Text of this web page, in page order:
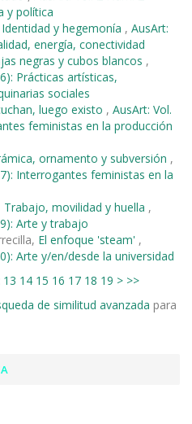
y política
Identidad y hegemonía , AusArt:
energía, conectividad
negras y cubos blancos ,
Prácticas artísticas,
sociales
luego existo , AusArt: Vol.
feministas en la producción
ornamento y subversión ,
Interrogantes feministas en la
Trabajo, movilidad y huella ,
Arte y trabajo
El enfoque 'steam' ,
Arte y/en/desde la universidad
13 14 15 16 17 18 19 > >>
de similitud avanzada para